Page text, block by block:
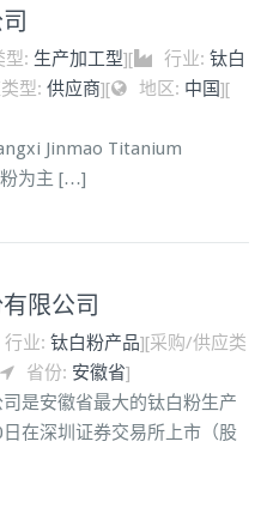
型: 生产加工型][ 行业: 钛白
型: 供应商][ 地区: 中国][
Jinmao Titanium
为主 […]
限公司
行业: 钛白粉产品][采购/供应类
省份: 安徽省]
是安徽省最大的钛白粉生产
在深圳证券交易所上市（股